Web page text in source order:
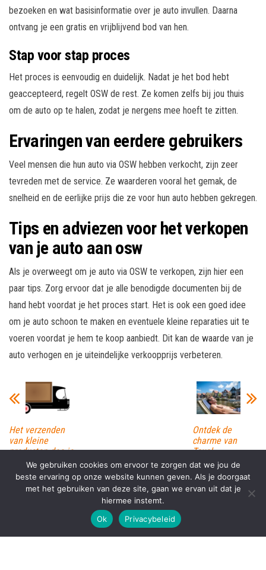
bezoeken en wat basisinformatie over je auto invullen. Daarna
ontvang je een gratis en vrijblijvend bod van hen.
Stap voor stap proces
Het proces is eenvoudig en duidelijk. Nadat je het bod hebt
geaccepteerd, regelt OSW de rest. Ze komen zelfs bij jou thuis
om de auto op te halen, zodat je nergens mee hoeft te zitten.
Ervaringen van eerdere gebruikers
Veel mensen die hun auto via OSW hebben verkocht, zijn zeer
tevreden met de service. Ze waarderen vooral het gemak, de
snelheid en de eerlijke prijs die ze voor hun auto hebben gekregen.
Tips en adviezen voor het verkopen
van je auto aan osw
Als je overweegt om je auto via OSW te verkopen, zijn hier een
paar tips. Zorg ervoor dat je alle benodigde documenten bij de
hand hebt voordat je het proces start. Het is ook een goed idee
om je auto schoon te maken en eventuele kleine reparaties uit te
voeren voordat je hem te koop aanbiedt. Dit kan de waarde van je
auto verhogen en je uiteindelijke verkoopprijs verbeteren.
Het verzenden
van kleine
producten doe je
Ontdek de
charme van
Texel
Proudly powered byWordPress |Theme:
We gebruiken cookies om ervoor te zorgen dat we jou de
beste ervaring op onze website kunnen geven. Als je doorgaat
met het gebruiken van deze site, gaan we ervan uit dat je
hiermee instemt.
Ok
Privacybeleid